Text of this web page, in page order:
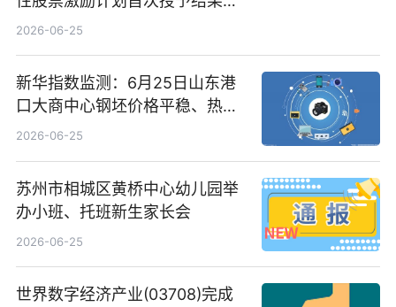
告-微资讯
2026-06-25
新华指数监测：6月25日山东港
口大商中心钢坯价格平稳、热轧
C料价格微幅下跌
2026-06-25
苏州市相城区黄桥中心幼儿园举
办小班、托班新生家长会
2026-06-25
世界数字经济产业(03708)完成